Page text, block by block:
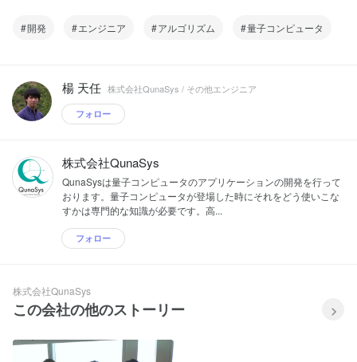
開発 エンジニア アルゴリズム 量子コンピュータ
楊 天任 株式会社QunaSys / その他エンジニア
フォロー
株式会社QunaSys
QunaSysは量子コンピュータのアプリケーションの開発を行って
おります。量子コンピュータが登場した時にそれをどう使いこな
すかは専門的な知識が必要です。高...
フォロー
株式会社QunaSys
この会社の他のストーリー